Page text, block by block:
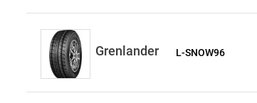
Grenlander L-SNOW96